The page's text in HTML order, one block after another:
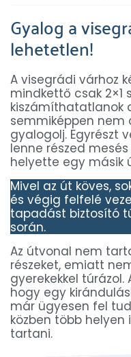
Gyalog a
lehetetlen!
A visegrádi várhoz
mindkettő csak 2×1
kiszámíthatatlanok
semmiképpen nem
gyalogolj. Egyrészt
lenne részed
helyette egy másik
Mivel az út köves,
és végig felfelé
tapadást biztosító
során.
Az útvonal nem
részeket, emiatt
gyerekekkel
hogy egy
már ügyesen fel
közben több
tartani.